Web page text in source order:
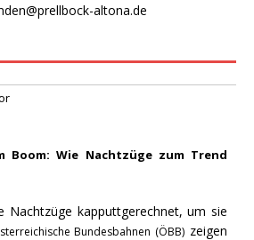
altona.de
Boom: Wie Nachtzüge zum Trend
Nachtzüge kapputtgerechnet, um sie
Bundesbahnen (ÖBB) zeigen